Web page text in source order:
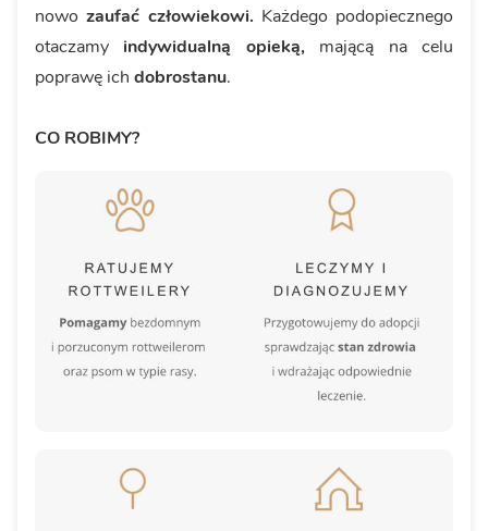
nowozaufać człowiekowi. Każdego podopiecznego
otaczamy indywidualną opieką,mającą na celu
poprawę ich dobrostanu.
CO ROBIMY?